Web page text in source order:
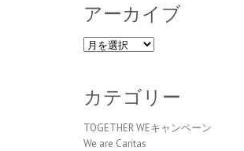
アーカイブ
ア
イ
ブ
カテゴリー
TOGETHER WEキャンペーン
We are Caritas